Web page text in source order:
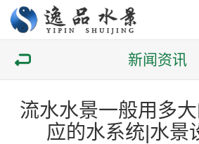
新闻资讯
流水水景一般用多
应的水系统|水景